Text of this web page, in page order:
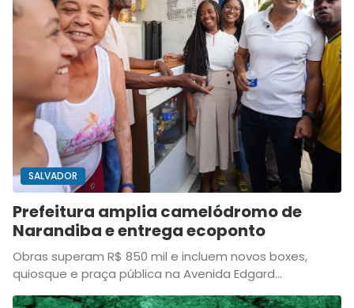
SALVADOR
Prefeitura amplia camelódromo de
Narandiba e entrega ecoponto
Obras superam R$ 850 mil e incluem novos boxes,
quiosque e praça pública na Avenida Edgard...